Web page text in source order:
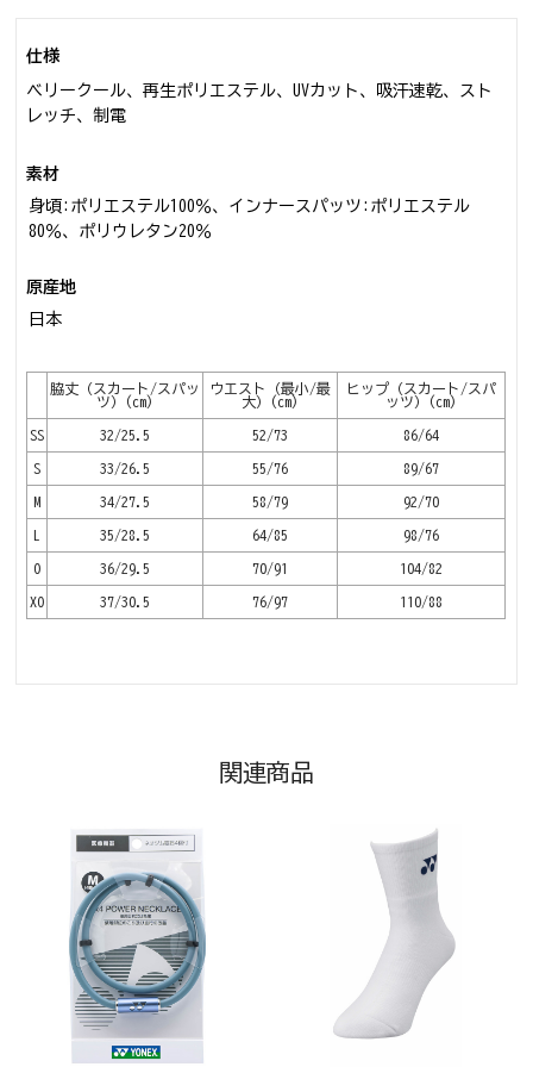
仕様
ベリークール、再生ポリエステル、UVカット、吸汗速乾、スト
レッチ、制電
素材
身頃:ポリエステル100％、インナースパッツ:ポリエステル
80％、ポリウレタン20％
原産地
日本
脇丈（スカート/スパッ
ツ）(cm)
ウエスト（最小/最
大）(cm)
ヒップ（スカート/スパ
ッツ）(cm)
SS 32/25.5 52/73 86/64
S 33/26.5 55/76 89/67
M 34/27.5 58/79 92/70
L 35/28.5 64/85 98/76
O 36/29.5 70/91 104/82
XO 37/30.5 76/97 110/88
関連商品